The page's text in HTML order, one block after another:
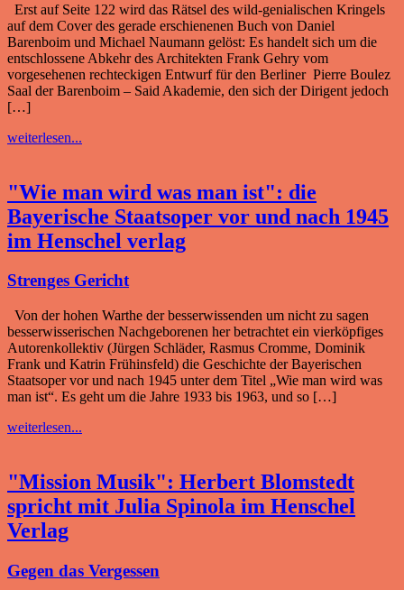
Erst auf Seite 122 wird das Rätsel des wild-genialischen Kringels
auf dem Cover des gerade erschienenen Buch von Daniel
Barenboim und Michael Naumann gelöst: Es handelt sich um die
entschlossene Abkehr des Architekten Frank Gehry vom
vorgesehenen rechteckigen Entwurf für den Berliner Pierre Boulez
Saal der Barenboim – Said Akademie, den sich der Dirigent jedoch
[…]
weiterlesen...
"Wie man wird was man ist": die
Bayerische Staatsoper vor und nach 1945
im Henschel verlag
Strenges Gericht
Von der hohen Warthe der besserwissenden um nicht zu sagen
besserwisserischen Nachgeborenen her betrachtet ein vierköpfiges
Autorenkollektiv (Jürgen Schläder, Rasmus Cromme, Dominik
Frank und Katrin Frühinsfeld) die Geschichte der Bayerischen
Staatsoper vor und nach 1945 unter dem Titel „Wie man wird was
man ist“. Es geht um die Jahre 1933 bis 1963, und so […]
weiterlesen...
"Mission Musik": Herbert Blomstedt
spricht mit Julia Spinola im Henschel
Verlag
Gegen das Vergessen